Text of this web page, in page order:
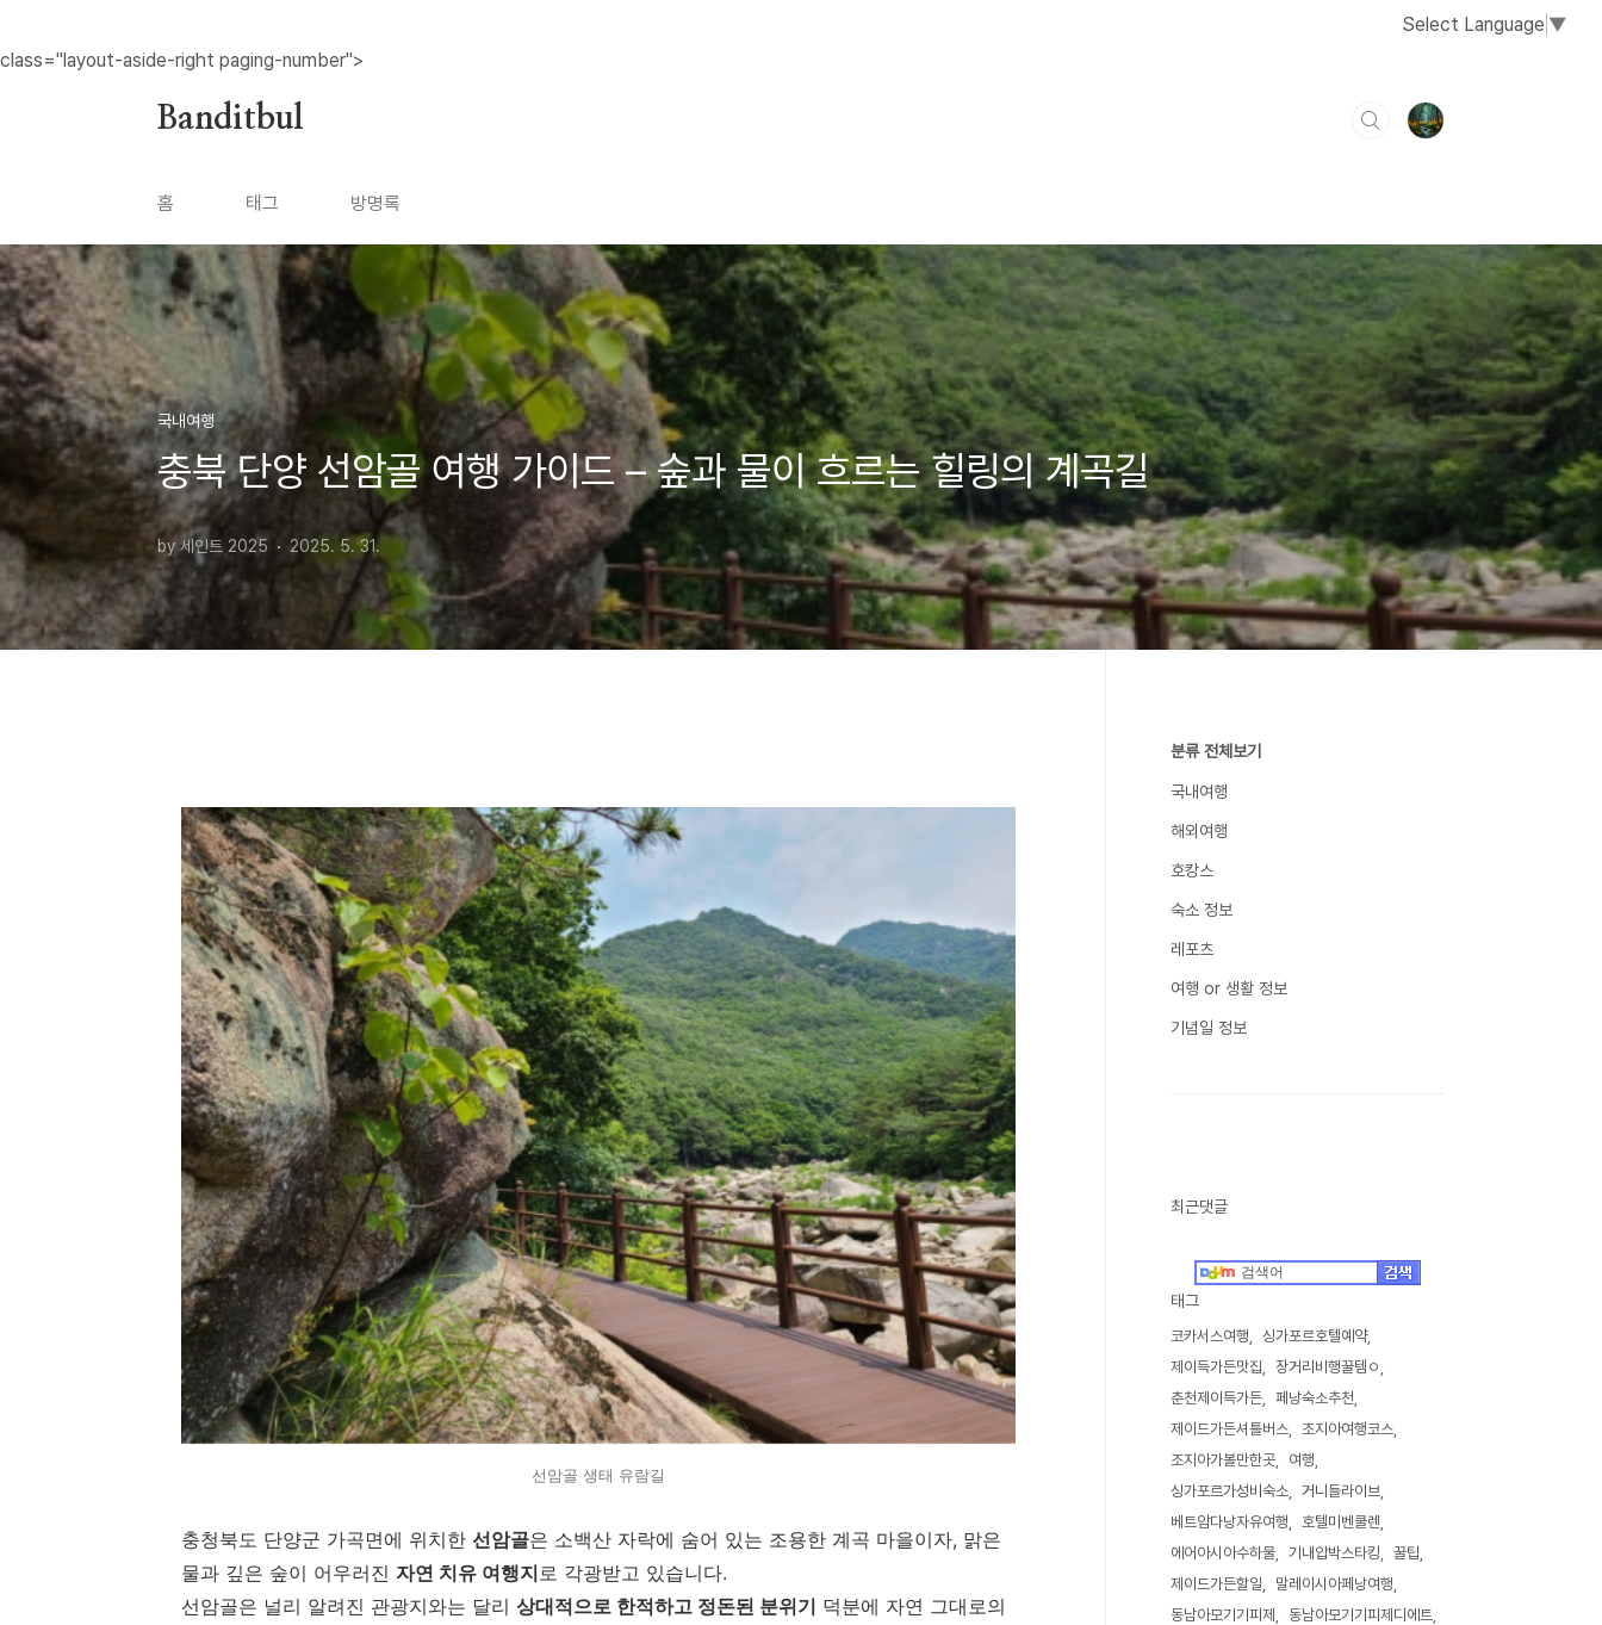
Select Language ▼
class="layout-aside-right paging-number">
Banditbul
홈 태그 방명록
국내여행
충북 단양 선암골 여행 가이드 – 숲과 물이 흐르는 힐링의 계곡길
by 세인트 2025 2025. 5. 31.
선암골 생태 유람길
충청북도 단양군 가곡면에 위치한 선암골은 소백산 자락에 숨어 있는 조용한 계곡 마을이자, 맑은
물과 깊은 숲이 어우러진 자연 치유 여행지로 각광받고 있습니다.
선암골은 널리 알려진 관광지와는 달리 상대적으로 한적하고 정돈된 분위기 덕분에 자연 그대로의
분류 전체보기
국내여행
해외여행
호캉스
숙소 정보
레포츠
여행 or 생활 정보
기념일 정보
최근댓글
태그
코카서스여행
싱가포르호텔예약
제이득가든맛집
장거리비행꿀템ㅇ
춘천제이득가든
페낭숙소추천
제이드가든셔틀버스
조지아여행코스
조지아가볼만한곳
여행
싱가포르가성비숙소
거니들라이브
베트암다낭자유여행
호텔미벤쿨렌
에어아시아수하물
기내압박스타킹
꿀팁
제이드가든할일
말레이시아페낭여행
동남아모기기피제
동남아모기기피제디에트